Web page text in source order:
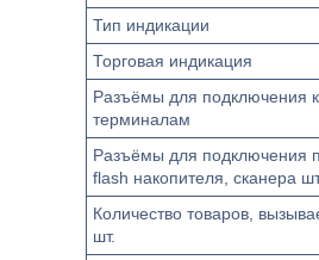
Тип индикации
Торговая индикация
Разъёмы для подключения
терминалам
Разъёмы для подключения
flash накопителя, сканера
Количество товаров,
шт.